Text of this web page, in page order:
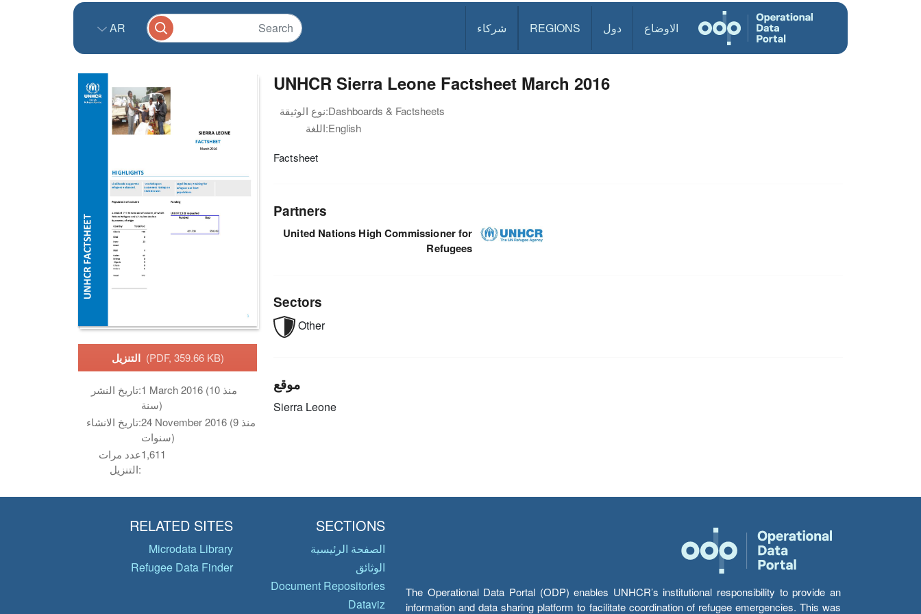
الاوضاع دول REGIONS شركاء AR
التنزيل (PDF, 359.66 KB)
تاريخ النشر:1 March 2016 (منذ 10
سنة)
تاريخ الانشاء:24 November 2016 (منذ 9
سنوات)
عدد مرات
التنزيل:
1,611
UNHCR Sierra Leone Factsheet March 2016
نوع الوثيقة:Dashboards & Factsheets
اللغة:English
Factsheet
Partners
United Nations High Commissioner for
Refugees
Sectors
Other
موقع
Sierra Leone
The Operational Data Portal (ODP) enables UNHCR’s institutional responsibility to provide an
information and data sharing platform to facilitate coordination of refugee emergencies. This was
SECTIONS
الصفحة الرئيسية
الوثائق
Document Repositories
Dataviz
RELATED SITES
Microdata Library
Refugee Data Finder